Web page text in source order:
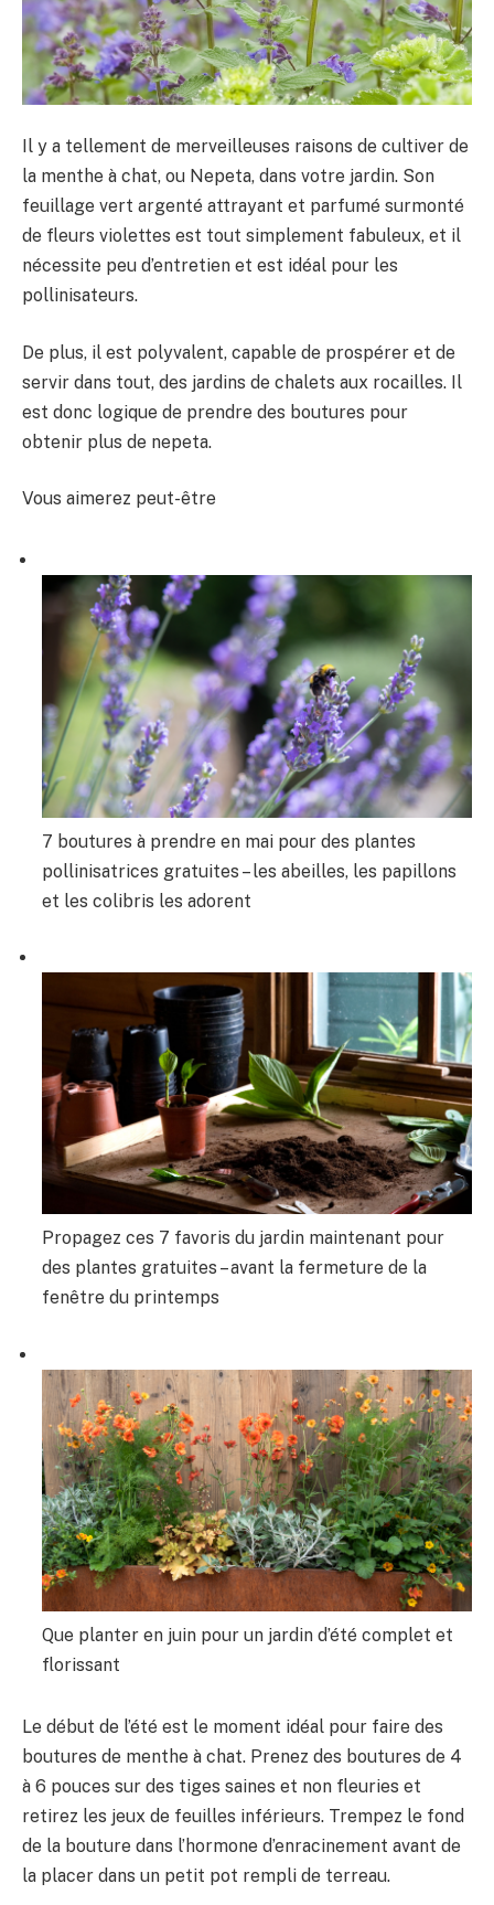
Il y a tellement de merveilleuses raisons de cultiver de
la menthe à chat, ou Nepeta, dans votre jardin. Son
feuillage vert argenté attrayant et parfumé surmonté
de fleurs violettes est tout simplement fabuleux, et il
nécessite peu d’entretien et est idéal pour les
pollinisateurs.
De plus, il est polyvalent, capable de prospérer et de
servir dans tout, des jardins de chalets aux rocailles. Il
est donc logique de prendre des boutures pour
obtenir plus de nepeta.
Vous aimerez peut-être
7 boutures à prendre en mai pour des plantes
pollinisatrices gratuites – les abeilles, les papillons
et les colibris les adorent
Propagez ces 7 favoris du jardin maintenant pour
des plantes gratuites – avant la fermeture de la
fenêtre du printemps
Que planter en juin pour un jardin d’été complet et
florissant
Le début de l’été est le moment idéal pour faire des
boutures de menthe à chat. Prenez des boutures de 4
à 6 pouces sur des tiges saines et non fleuries et
retirez les jeux de feuilles inférieurs. Trempez le fond
de la bouture dans l’hormone d’enracinement avant de
la placer dans un petit pot rempli de terreau.